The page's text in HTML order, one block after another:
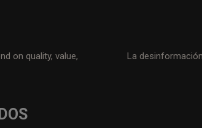
on quality, value,
La